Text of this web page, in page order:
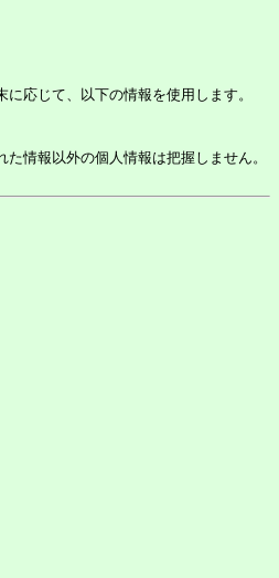
応じて、以下の情報を使用します。
情報以外の個人情報は把握しません。